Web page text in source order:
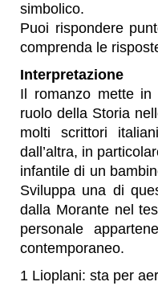
simbolico.
Puoi rispondere
comprenda le
Interpretazione
Il romanzo mette
ruolo della Storia
molti scrittori
dall’altra, in
infantile di un
Sviluppa una di
dalla Morante nel
personale
contemporaneo.
1 Lioplani: sta per